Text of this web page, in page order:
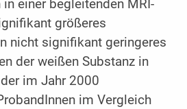
einer begleitenden MRI-
größeres
nicht signifikant geringeres
der weißen Substanz in
im Jahr 2000
im Vergleich